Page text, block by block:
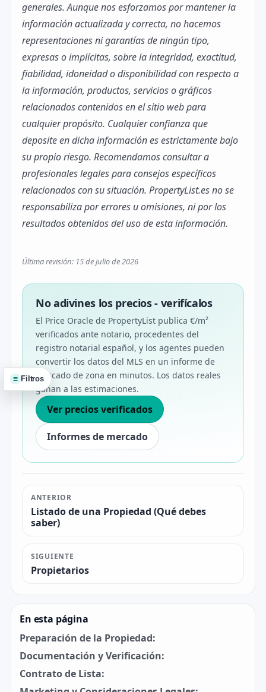
generales. Aunque nos esforzamos por mantener la
información actualizada y correcta, no hacemos
representaciones ni garantías de ningún tipo,
expresas o implícitas, sobre la integridad, exactitud,
fiabilidad, idoneidad o disponibilidad con respecto a
la información, productos, servicios o gráficos
relacionados contenidos en el sitio web para
cualquier propósito. Cualquier confianza que
deposite en dicha información es estrictamente bajo
su propio riesgo. Recomendamos consultar a
profesionales legales para consejos específicos
relacionados con su situación. PropertyList.es no se
responsabiliza por errores u omisiones, ni por los
resultados obtenidos del uso de esta información.
Última revisión: 15 de julio de 2026
No adivines los precios - verifícalos
El Price Oracle de PropertyList publica €/m²
verificados ante notario, procedentes del
registro notarial español, y los agentes pueden
convertir los datos del MLS en un informe de
mercado de zona en minutos. Los datos reales
ganan a las estimaciones.
Ver precios verificados
Informes de mercado
ANTERIOR
Listado de una Propiedad (Qué debes
saber)
SIGUIENTE
Propietarios
En esta página
Preparación de la Propiedad:
Documentación y Verificación:
Contrato de Lista:
≡ Filtros